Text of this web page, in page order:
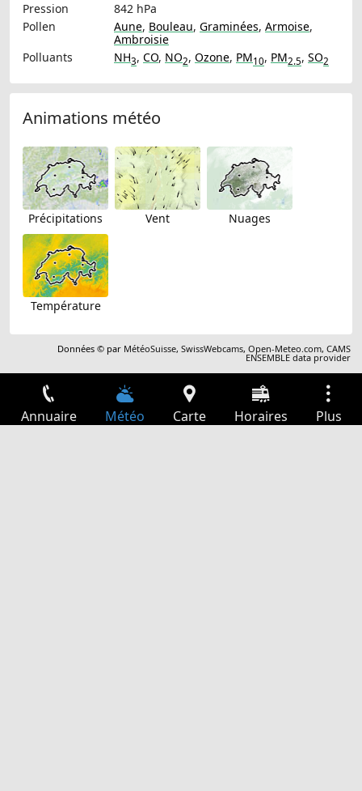
Pression
842 hPa
Pollen
Aune, Bouleau, Graminées, Armoise,
Ambroisie
Polluants
NH3, CO, NO2, Ozone, PM10, PM2.5, SO2
Animations météo
Précipitations Vent Nuages
Température
Données © par MétéoSuisse,SwissWebcams,Open-Meteo.com,CAMS
ENSEMBLE data provider
Annuaire Météo Carte Horaires Plus